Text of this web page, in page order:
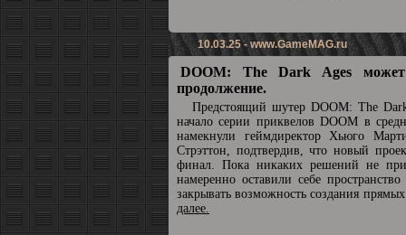
10.03.25 -www.GameMAG.ru
DOOM: The Dark Ages может
продолжение.
Предстоящий шутер DOOM: The
начало серии приквелов DOOM в
намекнули геймдиректор Хьюго
Стрэттон, подтвердив, что новый
финал. Пока никаких решений не
намеренно оставили себе
закрывать возможность создания
далее.